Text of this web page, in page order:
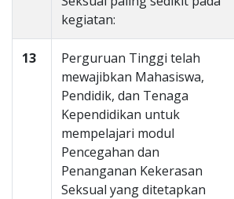
kegiatan:
13
Perguruan Tinggi telah
mewajibkan Mahasiswa,
Pendidik, dan Tenaga
Kependidikan untuk
mempelajari modul
Pencegahan dan
Penanganan Kekerasan
Seksual yang ditetapkan